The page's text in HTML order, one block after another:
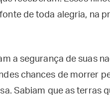
de toda alegria, na
a segurança de suas
chances de morrer
Sabiam que as terras